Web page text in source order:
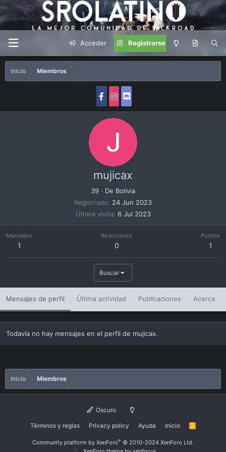
Acceder Registrarse
Inicio Miembros
mujicax
39 · De Bolivia
Registrado
24 Jun 2023
Última visita 6 Jul 2023
Mensajes
1
Reacciones
0
Puntos
1
Buscar
Mensajes de perfil Última actividad Publicaciones Acerca
Todavía no hay mensajes en el perfil de mujicax.
Inicio Miembros
Oscuro
Términos y reglas Privacy policy Ayuda Inicio
R
Community platform by XenForo® © 2010-2024 XenForo Ltd.